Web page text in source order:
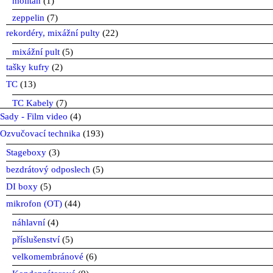
zeppelin (7)
rekordéry, mixážní pulty (22)
mixážní pult (5)
tašky kufry (2)
TC (13)
TC Kabely (7)
Sady - Film video (4)
Ozvučovací technika (193)
Stageboxy (3)
bezdrátový odposlech (5)
DI boxy (5)
mikrofon (OT) (44)
náhlavní (4)
příslušenství (5)
velkomembránové (6)